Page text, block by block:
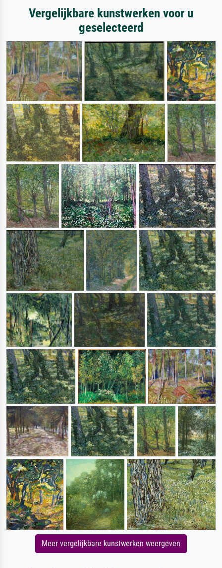
Vergelijkbare kunstwerken voor u
geselecteerd
Meer vergelijkbare kunstwerken weergeven